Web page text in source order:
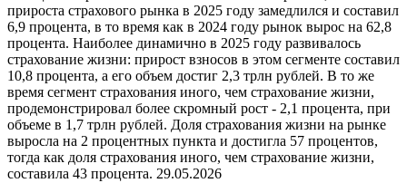
прироста страхового рынка в 2025 году замедлился и составил
6,9 процента, в то время как в 2024 году рынок вырос на 62,8
процента. Наиболее динамично в 2025 году развивалось
страхование жизни: прирост взносов в этом сегменте составил
10,8 процента, а его объем достиг 2,3 трлн рублей. В то же
время сегмент страхования иного, чем страхование жизни,
продемонстрировал более скромный рост - 2,1 процента, при
объеме в 1,7 трлн рублей. Доля страхования жизни на рынке
выросла на 2 процентных пункта и достигла 57 процентов,
тогда как доля страхования иного, чем страхование жизни,
составила 43 процента. 29.05.2026